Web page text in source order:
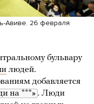
Авиве. 26 февраля
бульвару
людей.
добавляется
на ***» . Люди